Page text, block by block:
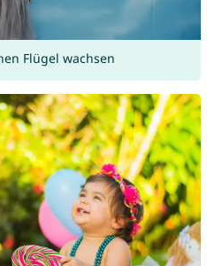
Flügel wachsen